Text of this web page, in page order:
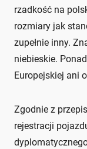
rzadkość na
rozmiary jak
zupełnie inny.
niebieskie.
Europejskiej ani
Zgodnie z
rejestracji